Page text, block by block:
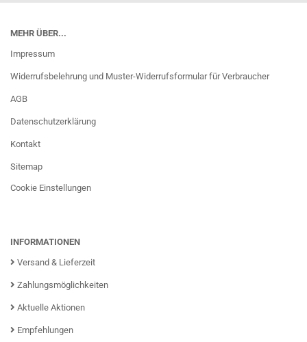
MEHR ÜBER...
Impressum
Widerrufsbelehrung und Muster-Widerrufsformular für Verbraucher
AGB
Datenschutzerklärung
Kontakt
Sitemap
Cookie Einstellungen
INFORMATIONEN
Versand & Lieferzeit
Zahlungsmöglichkeiten
Aktuelle Aktionen
Empfehlungen